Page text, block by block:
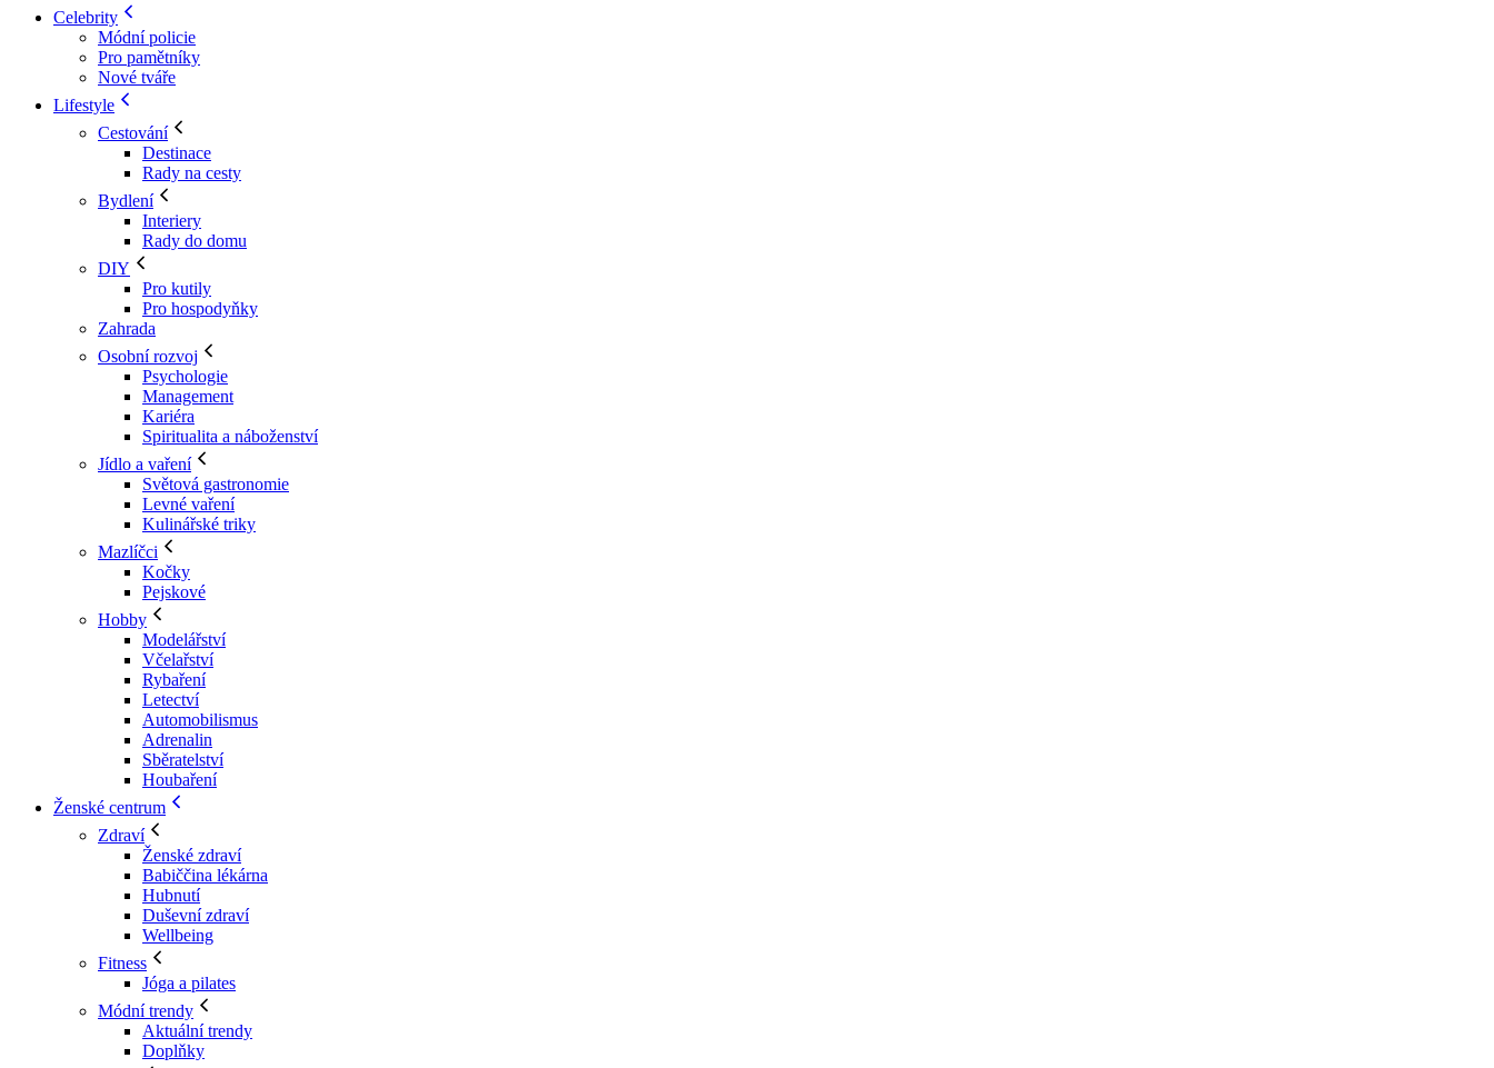
Celebrity
Módní policie
Pro pamětníky
Nové tváře
Lifestyle
Cestování
Destinace
Rady na cesty
Bydlení
Interiery
Rady do domu
DIY
Pro kutily
Pro hospodyňky
Zahrada
Osobní rozvoj
Psychologie
Management
Kariéra
Spiritualita a náboženství
Jídlo a vaření
Světová gastronomie
Levné vaření
Kulinářské triky
Mazlíčci
Kočky
Pejskové
Hobby
Modelářství
Včelařství
Rybaření
Letectví
Automobilismus
Adrenalin
Sběratelství
Houbaření
Ženské centrum
Zdraví
Ženské zdraví
Babiččina lékárna
Hubnutí
Duševní zdraví
Wellbeing
Fitness
Jóga a pilates
Módní trendy
Aktuální trendy
Doplňky